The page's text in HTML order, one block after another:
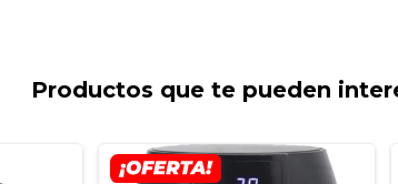
Productos que te pueden